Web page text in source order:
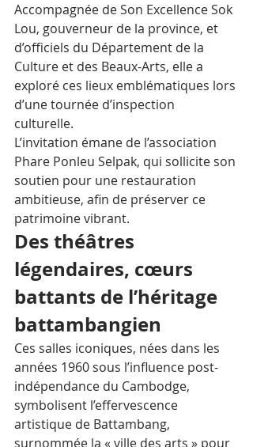
Accompagnée de Son Excellence Sok
Lou, gouverneur de la province, et
d’officiels du Département de la
Culture et des Beaux-Arts, elle a
exploré ces lieux emblématiques lors
d’une tournée d’inspection
culturelle.
L’invitation émane de l’association
Phare Ponleu Selpak, qui sollicite son
soutien pour une restauration
ambitieuse, afin de préserver ce
patrimoine vibrant.
Des théâtres
légendaires, cœurs
battants de l’héritage
battambangien
Ces salles iconiques, nées dans les
années 1960 sous l’influence post-
indépendance du Cambodge,
symbolisent l’effervescence
artistique de Battambang,
surnommée la « ville des arts » pour